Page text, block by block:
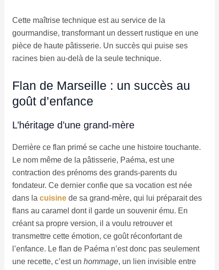
Cette maîtrise technique est au service de la
gourmandise, transformant un dessert rustique en une
pièce de haute pâtisserie. Un succès qui puise ses
racines bien au-delà de la seule technique.
Flan de Marseille : un succès au
goût d’enfance
L’héritage d’une grand-mère
Derrière ce flan primé se cache une histoire touchante.
Le nom même de la pâtisserie, Paéma, est une
contraction des prénoms des grands-parents du
fondateur. Ce dernier confie que sa vocation est née
dans la cuisinede sa grand-mère, qui lui préparait des
flans au caramel dont il garde un souvenir ému. En
créant sa propre version, il a voulu retrouver et
transmettre cette émotion, ce goût réconfortant de
l’enfance. Le flan de Paéma n’est donc pas seulement
une recette, c’est un hommage, un lien invisible entre